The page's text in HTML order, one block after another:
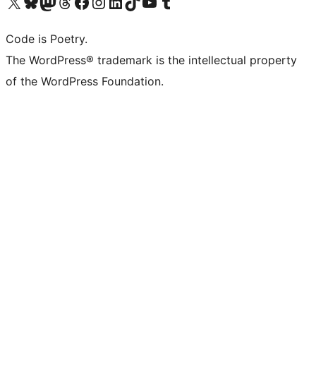
Code is Poetry.
The WordPress® trademark is the intellectual property
of the WordPress Foundation.